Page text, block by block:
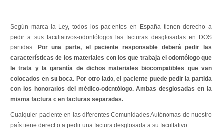
Según marca la Ley, todos los pacientes en España tienen derecho a
pedir a sus facultativos-odontólogos las facturas desglosadas en DOS
partidas. Por una parte, el paciente responsable deberá pedir las
características de los materiales con los que trabaja el odontólogo que
le trata y la garantía de dichos materiales biocompatibles que van
colocados en su boca. Por otro lado, el paciente puede pedir la partida
con los honorarios del médico-odontólogo. Ambas desglosadas en la
misma factura o en facturas separadas.
Cualquier paciente en las diferentes Comunidades Autónomas de nuestro
país tiene derecho a pedir una factura desglosada a su facultativo.